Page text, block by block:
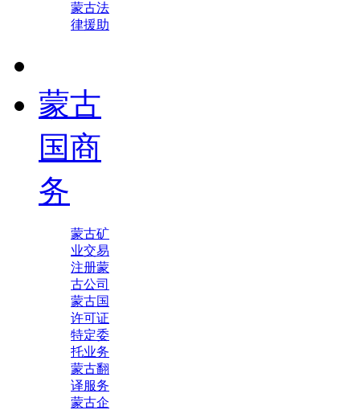
蒙古法
律援助
蒙古
国商
务
蒙古矿
业交易
注册蒙
古公司
蒙古国
许可证
特定委
托业务
蒙古翻
译服务
蒙古企